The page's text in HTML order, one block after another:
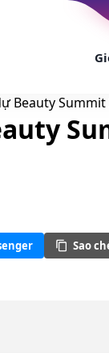
Beauty
Sao